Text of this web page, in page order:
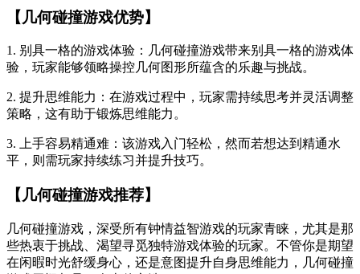
【几何碰撞游戏优势】
1. 别具一格的游戏体验：几何碰撞游戏带来别具一格的游戏体
验，玩家能够领略操控几何图形所蕴含的乐趣与挑战。
2. 提升思维能力：在游戏过程中，玩家需持续思考并灵活调整
策略，这有助于锻炼思维能力。
3. 上手容易精通难：该游戏入门轻松，然而若想达到精通水
平，则需玩家持续练习并提升技巧。
【几何碰撞游戏推荐】
几何碰撞游戏，深受所有钟情益智游戏的玩家青睐，尤其是那
些热衷于挑战、渴望寻觅独特游戏体验的玩家。不管你是期望
在闲暇时光舒缓身心，还是意图提升自身思维能力，几何碰撞